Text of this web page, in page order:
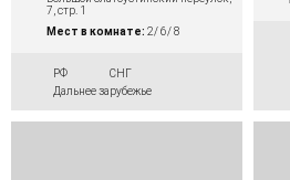
7, стр. 1
Мест в комнате: 2/ 6/ 8
РФ
СНГ
Дальнее зарубежье